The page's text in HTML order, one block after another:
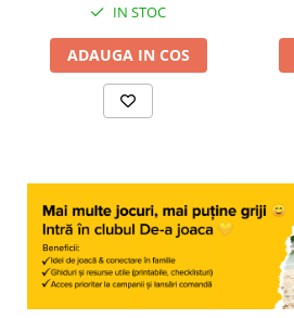
IN STOC
ADAUGA IN COS